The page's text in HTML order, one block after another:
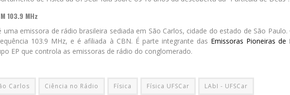
103.9 MHz
uma emissora de rádio brasileira sediada em São Carlos, cidade do estado de São Paulo.
103.9 MHz, e é afiliada à CBN. É parte integrante das Emissoras Pioneiras de
EP que controla as emissoras de rádio do conglomerado.
Carlos Ciência no Rádio Física Física UFSCar LAbI - UFSCar